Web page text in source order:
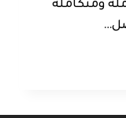
ومتكاملة